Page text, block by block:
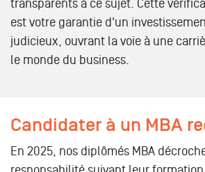
transparents à ce sujet. Cette
est votre garantie d'un
judicieux, ouvrant la voie à une
le monde du business.
Candidater à un MBA
En 2025, nos diplômés MBA